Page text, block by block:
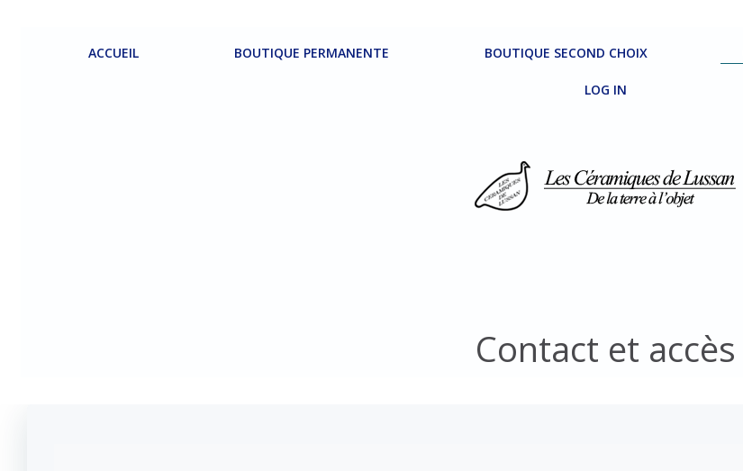
ACCUEIL BOUTIQUE PERMANENTE BOUTIQUE SECOND CHOIX
LOG IN
Contact et accès